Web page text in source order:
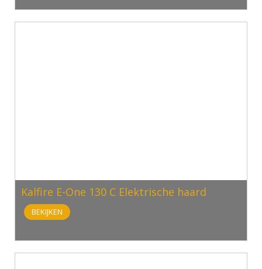
Kalfire E-One 130 C Elektrische haard
BEKIJKEN